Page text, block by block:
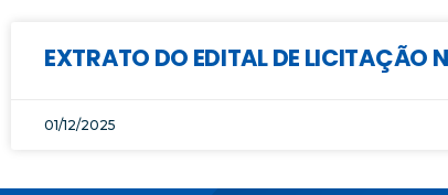
EXTRATO DO EDITAL DE
01/12/2025